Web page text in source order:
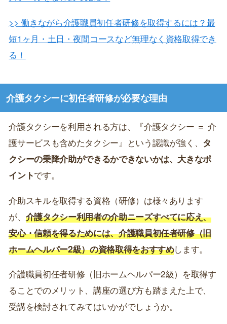
>> 働きながら介護職員初任者研修を取得するには？最
短1ヶ月・土日・夜間コースなど無理なく資格取得でき
る！
介護タクシーに初任者研修が必要な理由
介護タクシーを利用される方は、『介護タクシー ＝ 介
護サービスも含めたタクシー』という認識が強く、 タ
クシーの乗降介助ができるかできないかは、大きなポ
イントです。
介助スキルを取得する資格（研修）は様々あります
が、 介護タクシー利用者の介助ニーズすべてに応え、
安心・信頼を得るためには、介護職員初任者研修（旧
ホームヘルパー2級）の資格取得をおすすめします。
介護職員初任者研修（旧ホームヘルパー2級）を取得す
ることでのメリット、講座の選び方も踏まえた上で、
受講を検討されてみてはいかがでしょうか。